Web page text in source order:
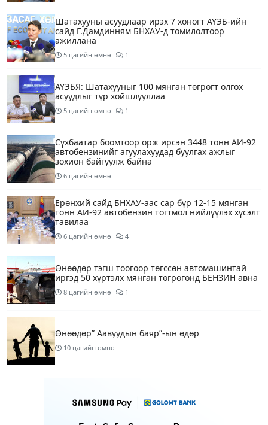
Шатахууны асуудлаар ирэх 7 хоногт АҮЭБ-ийн
сайд Г.Дамдинням БНХАУ-д томилолтоор
ажиллана
5 цагийн өмнө 1
АҮЭБЯ: Шатахууныг 100 мянган төгрөгт олгох
асуудлыг түр хойшлууллаа
5 цагийн өмнө 1
Сүхбаатар боомтоор орж ирсэн 3448 тонн АИ-92
автобензинийг агуулахуудад буулгах ажлыг
зохион байгуулж байна
6 цагийн өмнө
Ерөнхий сайд БНХАУ-аас сар бүр 12-15 мянган
тонн АИ-92 автобензин тогтмол нийлүүлэх хүсэлт
тавилаа
6 цагийн өмнө 4
Өнөөдөр тэгш тоогоор төгссөн автомашинтай
иргэд 50 хүртэлх мянган төгрөгөнд БЕНЗИН авна
8 цагийн өмнө 1
Өнөөдөр” Аавуудын баяр”-ын өдөр
10 цагийн өмнө
Улаанбаатарт 31 хэм дулаан байна
12 цагийн өмнө